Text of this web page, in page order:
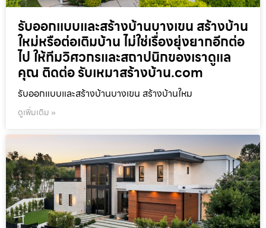
รับออกแบบและสร้างบ้านบางเขน สร้างบ้าน
ใหม่หรือต่อเติมบ้าน ไม่ใช่เรื่องยุ่งยากอีกต่อ
ไป ให้ทีมวิศวกรและสถาปนิกของเราดูแล
คุณ ติดต่อ รับเหมาสร้างบ้าน.com
รับออกแบบและสร้างบ้านบางเขน สร้างบ้านใหม
ดูเพิ่มเติม »